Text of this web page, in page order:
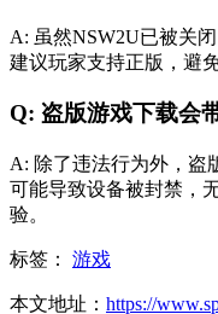
A: 虽然NSW2U已被关
建议玩家支持正版，避
Q: 盗版游戏下载会
A: 除了违法行为外，盗
可能导致设备被封禁，
验。
标签： 游戏
本文地址： https://